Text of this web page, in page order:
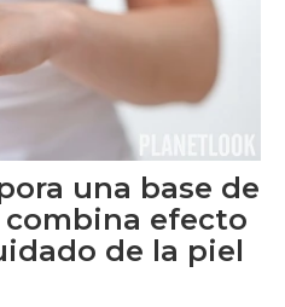
una base de
efecto
de la piel